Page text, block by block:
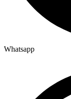
Whatsapp